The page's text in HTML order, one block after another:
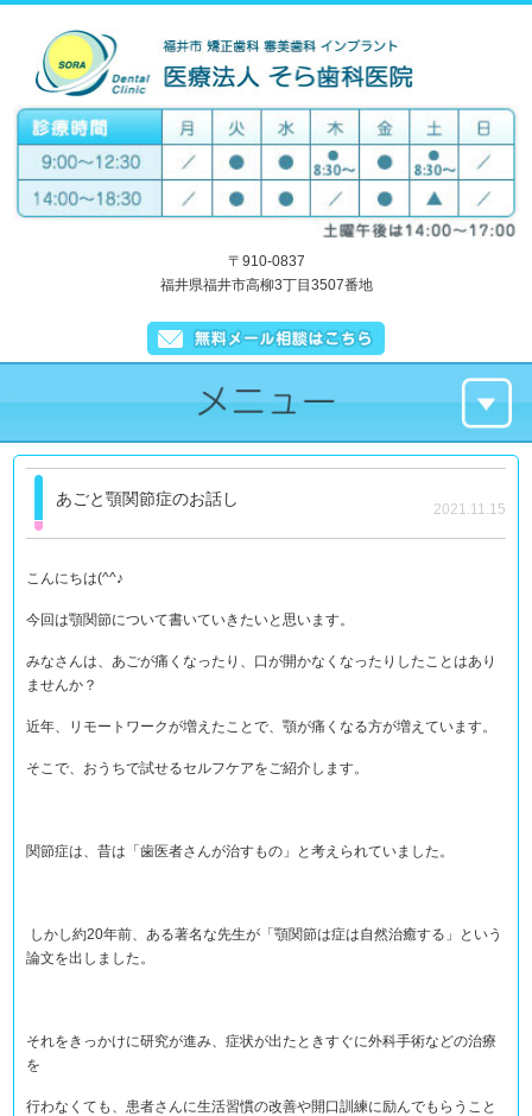
〒910-0837
福井県福井市高柳3丁目3507番地
あごと顎関節症のお話し
2021.11.15
こんにちは(^^♪
今回は顎関節について書いていきたいと思います。
みなさんは、あごが痛くなったり、口が開かなくなったりしたことはあり
ませんか？
近年、リモートワークが増えたことで、顎が痛くなる方が増えています。
そこで、おうちで試せるセルフケアをご紹介します。
関節症は、昔は「歯医者さんが治すもの」と考えられていました。
しかし約20年前、ある著名な先生が「顎関節は症は自然治癒する」という
論文を出しました。
それをきっかけに研究が進み、症状が出たときすぐに外科手術などの治療
を
行わなくても、患者さんに生活習慣の改善や開口訓練に励んでもらうこと